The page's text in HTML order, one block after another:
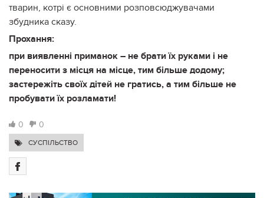
тварин, котрі є основними розповсюджувачами
збудника сказу.
Прохання:
при виявленні приманок – не брати їх руками і не
переносити з місця на місце, тим більше додому;
застережіть своїх дітей не гратись, а тим більше не
пробувати їх розламати!
0 0
СУСПІЛЬСТВО